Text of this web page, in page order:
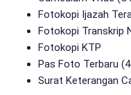
Fotokopi Ijazah
Fotokopi Transkrip
Fotokopi KTP
Pas Foto Terbaru
Surat Keterangan